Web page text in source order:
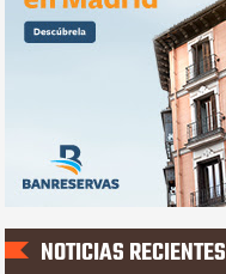
NOTICIAS RECIENTES